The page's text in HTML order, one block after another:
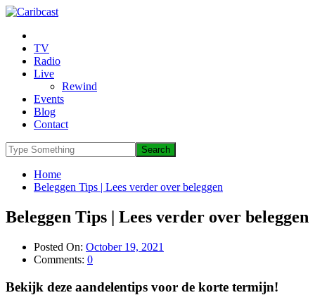
TV
Radio
Live
Rewind
Events
Blog
Contact
Home
Beleggen Tips | Lees verder over beleggen
Beleggen Tips | Lees verder over beleggen
Posted On: October 19, 2021
Comments: 0
Bekijk deze aandelentips voor de korte termijn!